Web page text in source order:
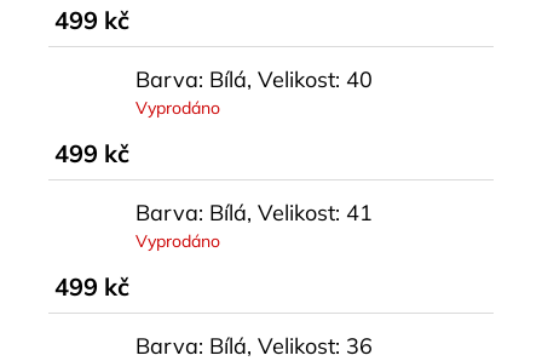
499 kč
Barva: Bílá, Velikost: 40
Vyprodáno
499 kč
Barva: Bílá, Velikost: 41
Vyprodáno
499 kč
Barva: Bílá, Velikost: 36